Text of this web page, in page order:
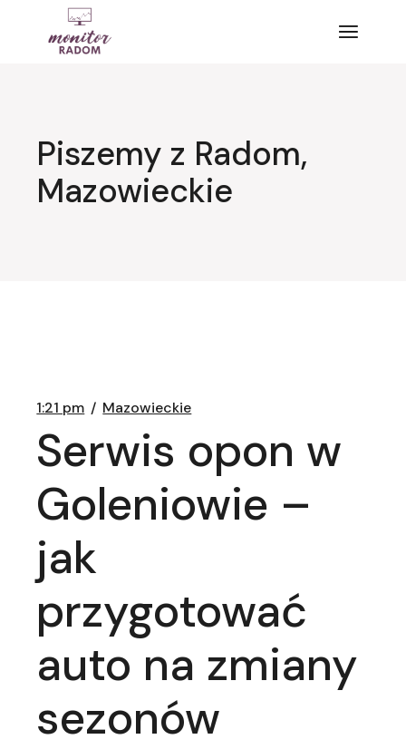
Piszemy z Radom,
Mazowieckie
1:21 pm Mazowieckie
Serwis opon w
Goleniowie –
jak
przygotować
auto na zmiany
sezonów